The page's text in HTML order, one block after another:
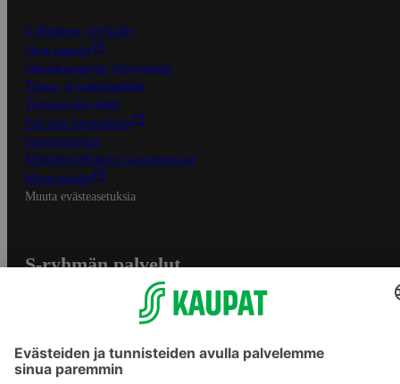
S-Business yrityksille
Oiva-raportit
Osuuskauppojen yhteystiedot
Tilaus- ja toimitusehdot
Tietosuojakäytäntö
Palvelun käyttöehdot
Saavutettavuus
Mobiilisovelluksen saavutettavuus
Mainostajalle
Muuta evästeasetuksia
S-ryhmän palvelut
Yhteishyvä Ruoka -sovellus
S-ostoslista -sovellus